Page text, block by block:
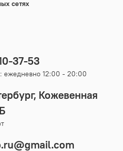
сетях
37-53
ежедневно 12:00 - 20:00
Кожевенная